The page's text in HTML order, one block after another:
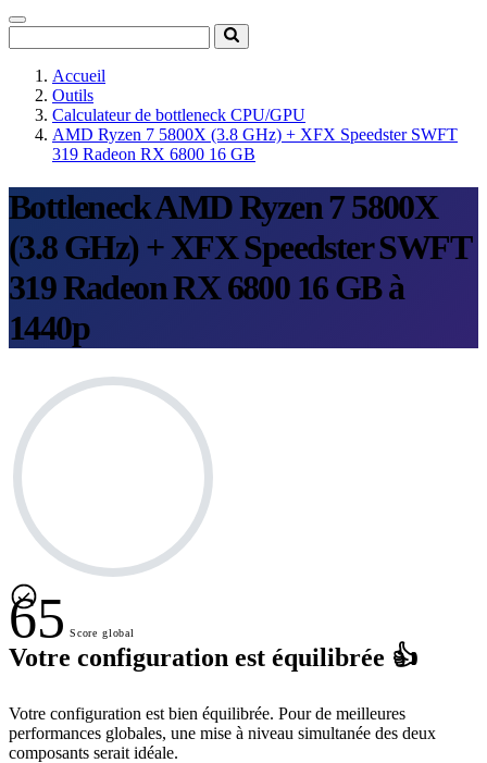
Accueil
Outils
Calculateur de bottleneck CPU/GPU
AMD Ryzen 7 5800X (3.8 GHz) + XFX Speedster SWFT
319 Radeon RX 6800 16 GB
Bottleneck AMD Ryzen 7 5800X
(3.8 GHz) + XFX Speedster SWFT
319 Radeon RX 6800 16 GB à
1440p
65 Score global
Votre configuration est équilibrée 👍
Votre configuration est bien équilibrée. Pour de meilleures
performances globales, une mise à niveau simultanée des deux
composants serait idéale.